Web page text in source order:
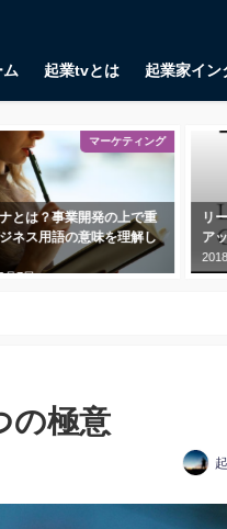
ム 起業tvとは 起業家イン
マーケティング
とは？事業開発の上で重
ネス用語の意味を理解し
月7日
リ
ア
の極意